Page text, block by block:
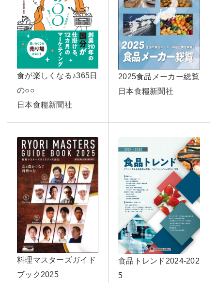
食が楽しくなる♪365日
の○○
日本食糧新聞社
2025食品メーカー総覧
日本食糧新聞社
料理マスターズガイド
ブック2025
食品トレンド2024-202
5